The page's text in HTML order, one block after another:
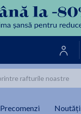
Precomenzi Noutăți